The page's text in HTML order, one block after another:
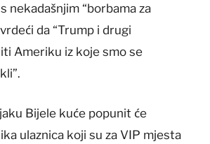
nekadašnjim “borbama za
da “Trump i drugi
Ameriku iz koje smo se
Bijele kuće popunit će
ulaznica koji su za VIP mjesta